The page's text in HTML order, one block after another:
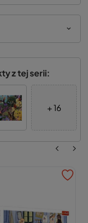
z tej serii:
+ 16